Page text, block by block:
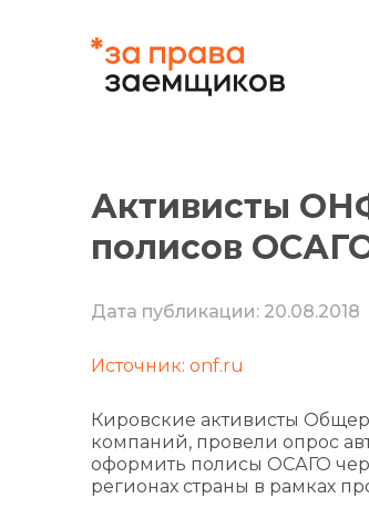
Активисты
полисов
Дата публикации: 20.08.2018
Источник: onf.ru
Кировские активисты
компаний, провели опрос
оформить полисы ОСАГО
регионах страны в рамках